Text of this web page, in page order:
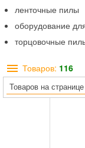
ленточные пилы
оборудование
торцовочные
Товаров: 116
Товаров на